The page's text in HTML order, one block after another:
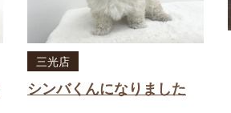
三光店
シンバくんになりました